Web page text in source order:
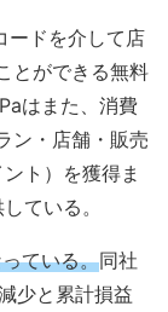
ードを介して店
とができる無料
はまた、消費
ン・店舗・販売
ト）を獲得ま
ている。
ている。同社
少と累計損益